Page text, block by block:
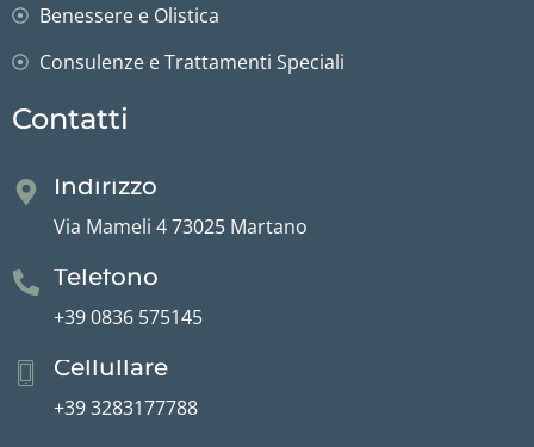
Benessere e Olistica
Consulenze e Trattamenti Speciali
Contatti
Indirizzo
Via Mameli 4 73025 Martano
Telefono
+39 0836 575145
Cellullare
+39 3283177788